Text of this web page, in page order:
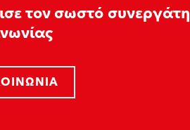
τον σωστό συνεργάτη